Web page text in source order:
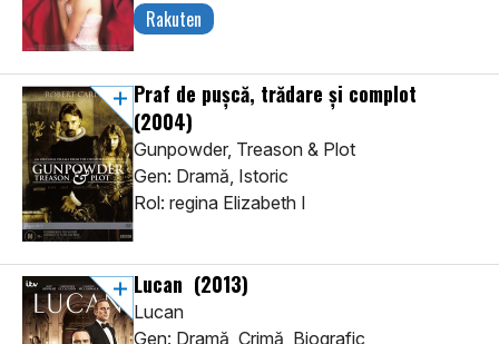
Rakuten
Praf de pușcă, trădare și complot
(2004)
Gunpowder, Treason & Plot
Gen: Dramă, Istoric
Rol: regina Elizabeth I
Lucan (2013)
Lucan
Gen: Dramă, Crimă, Biografic